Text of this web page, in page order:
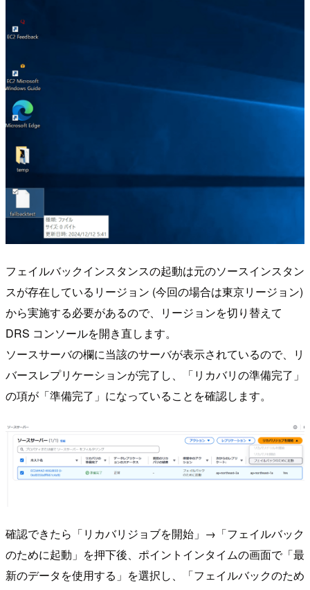
フェイルバックインスタンスの起動は元のソースインスタン
スが存在しているリージョン (今回の場合は東京リージョン)
から実施する必要があるので、リージョンを切り替えて
DRS コンソールを開き直します。
ソースサーバの欄に当該のサーバが表示されているので、リ
バースレプリケーションが完了し、「リカバリの準備完了」
の項が「準備完了」になっていることを確認します。
確認できたら「リカバリジョブを開始」→「フェイルバック
のために起動」を押下後、ポイントインタイムの画面で「最
新のデータを使用する」を選択し、「フェイルバックのため